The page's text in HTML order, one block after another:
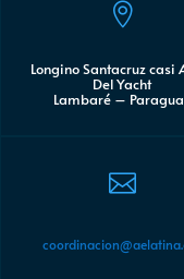

Longino Santacruz casi
Del Yacht
Lambaré –
